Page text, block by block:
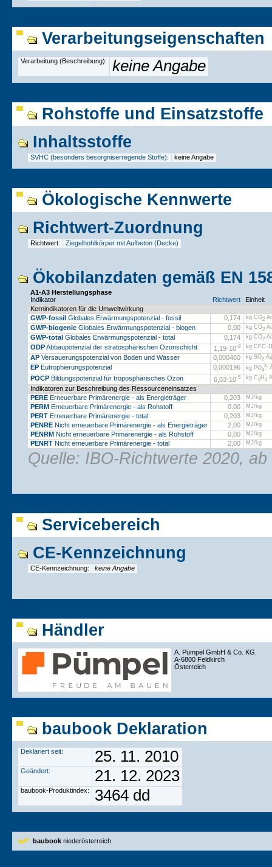
Verarbeitungseigenschaften
Verarbeitung (Beschreibung): keine Angabe
Rohstoffe und Einsatzstoffe
Inhaltsstoffe
SVHC (besonders besorgniserregende Stoffe): keine Angabe
Ökologische Kennwerte
Richtwert-Zuordnung
Richtwert: Ziegelhohlkörper mit Aufbeton (Decke)
Ökobilanzdaten gemäß EN
A1-A3 Herstellungsphase
Indikator
Richtwert
Einheit
Kernindikatoren für die Umweltwirkung
GWP-fossil Globales Erwärmungspotenzial - fossil 0,174 kg CO2
GWP-biogenic Globales Erwärmungspotenzial - biogen 0,00 kg CO2
GWP-total Globales Erwärmungspotenzial - total 0,174 kg CO2
ODPAbbaupotenzial der stratosphärischen Ozonschicht 1,19·10-8 kg CFC-
AP Versauerungspotenzial von Boden und Wasser 0,000460 kg SO2
EP Eutrophierungspotenzial 0,000196 kg PO4
3-
POCP Bildungspotenzial für troposphärisches Ozon 6,03·10-5 kg C2H 4
Indikatoren zur Beschreibung des Ressourceneinsatzes
PERE Erneuerbare Primärenergie - als Energieträger 0,203 MJ/kg
PERM Erneuerbare Primärenergie - als Rohstoff 0,00 MJ/kg
PERT Erneuerbare Primärenergie - total 0,203 MJ/kg
PENRE Nicht erneuerbare Primärenergie - als Energieträger 2,00 MJ/kg
PENRM Nicht erneuerbare Primärenergie - als Rohstoff 0,00 MJ/kg
PENRT Nicht erneuerbare Primärenergie - total 2,00 MJ/kg
Quelle: IBO-Richtwerte 2020,
Servicebereich
CE-Kennzeichnung
CE-Kennzeichnung: keine Angabe
Händler
A. Pümpel GmbH & Co. KG.
A-6800 Feldkirch
Österreich
baubook Deklaration
Deklariert seit: 25. 11. 2010
Geändert: 21. 12. 2023
baubook-Produktindex: 3464 dd
baubook niederösterreich